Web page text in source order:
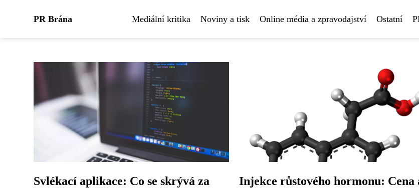
PR Brána Mediální kritika Noviny a tisk Online média a zpravodajství Ostatní
Svlékací aplikace: Co se skrývá za
Injekce růstového hormonu: Cena